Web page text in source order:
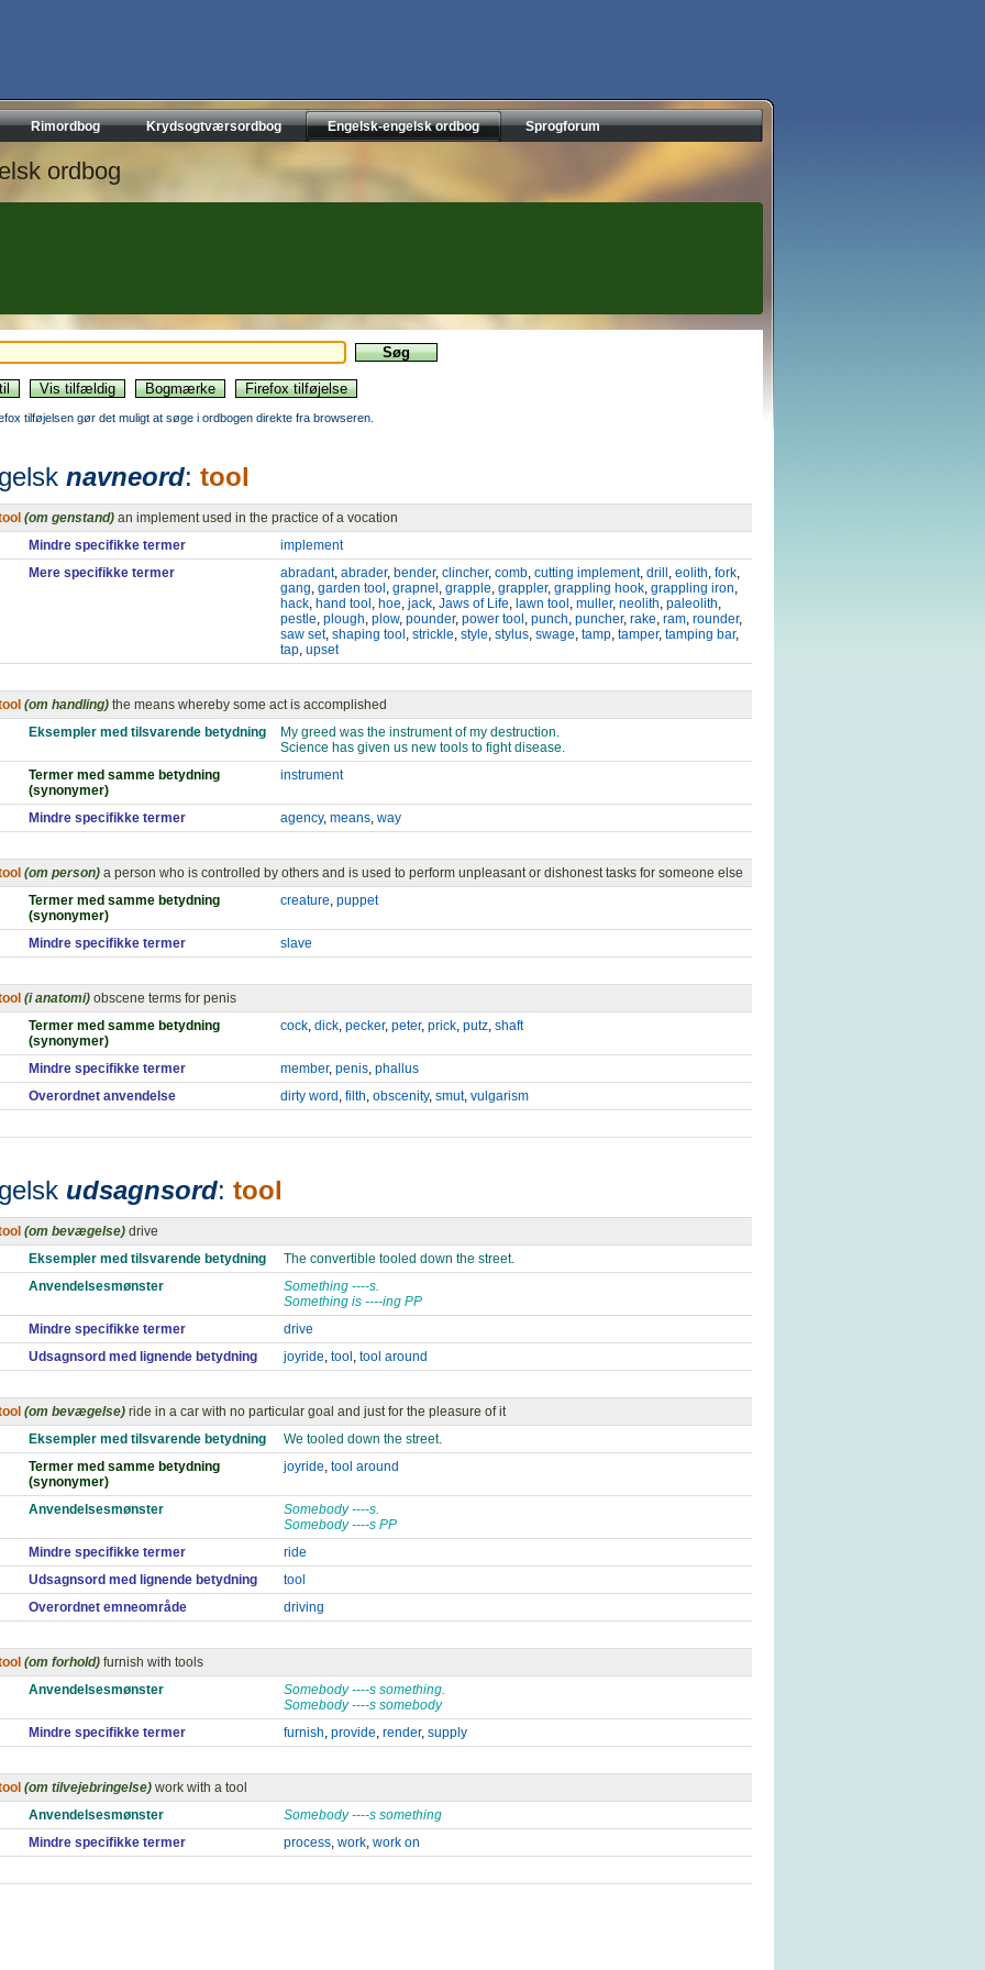
Rimordbog Krydsogtværsordbog Engelsk-engelsk ordbog Sprogforum
ordbog
tilføjelsen gør det muligt at søge i ordbogen direkte fra browseren.
navneord: tool
(om genstand) an implement used in the practice of a vocation
Mindre specifikke termer
implement
Mere specifikke termer
abradant, abrader, bender, clincher, comb, cutting implement, drill , eolith, fork,
gang, garden tool , grapnel , grapple, grappler, grappling hook, grappling iron,
hack, hand tool , hoe, jack, Jaws of Life, lawn tool , muller, neolith, paleolith,
pestle, plough, plow, pounder, power tool , punch, puncher, rake, ram, rounder,
saw set, shaping tool , strickle, style, stylus, swage, tamp, tamper, tamping bar,
tap, upset
(om handling) the means whereby some act is accomplished
Eksempler med tilsvarende betydning
My greed was the instrument of my destruction.
Science has given us new tools to fight disease.
Termer med samme betydning
(synonymer)
instrument
Mindre specifikke termer agency, means, way
(om person) a person who is controlled by others and is used to perform unpleasant or dishonest tasks for someone else
Termer med samme betydning
(synonymer)
creature, puppet
Mindre specifikke termer slave
(i anatomi) obscene terms for penis
Termer med samme betydning
(synonymer)
cock, dick, pecker, peter, prick, putz, shaft
Mindre specifikke termer member, penis, phallus
Overordnet anvendelse
dirty word , filth, obscenity, smut, vulgarism
udsagnsord: tool
(om bevægelse) drive
Eksempler med tilsvarende betydning
The convertible tooled down the street.
Anvendelsesmønster
Something ----s.
Something is ----ing PP
Mindre specifikke termer
drive
Udsagnsord med lignende betydning
joyride, tool , tool around
(om bevægelse) ride in a car with no particular goal and just for the pleasure of it
Eksempler med tilsvarende betydning
We tooled down the street.
Termer med samme betydning
(synonymer)
joyride, tool around
Anvendelsesmønster
Somebody ----s.
Somebody ----s PP
Mindre specifikke termer
ride
Udsagnsord med lignende betydning
tool
Overordnet emneområde
driving
(om forhold) furnish with tools
Anvendelsesmønster
Somebody ----s something.
Somebody ----s somebody
Mindre specifikke termer
furnish, provide, render, supply
(om tilvejebringelse) work with a tool
Anvendelsesmønster
Somebody ----s something
Mindre specifikke termer
process, work, work on